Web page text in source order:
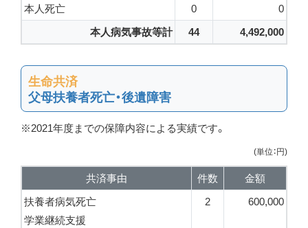
本人死亡
0
0
本人病気事故等計
44 4,492,000
生命共済
父母扶養者死亡・後遺障害
※2021年度までの保障内容による実績です。
(単位：円)
共済事由 件数
金額
扶養者病気死亡
学業継続支援
2 600,000